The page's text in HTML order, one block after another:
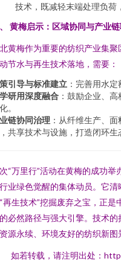
技术，既减轻末端处理负荷
黄梅启示：区域协同与产业
黄梅作为重要的纺织产业集
节水与再生技术落地，需要：
引导与标准建立 ：完善用水
研用深度融合 ：鼓励企业、
。
链协同治理 ：从纤维生产、
共享技术与设施，打造闭环生
“万里行”活动在黄梅的成功
业绿色觉醒的集体动员。它清
再生技术”挖掘废弃之宝，正
必然路径与强大引擎。技术
源永续、环境友好的纺织新图
如若转载，请注明出处：